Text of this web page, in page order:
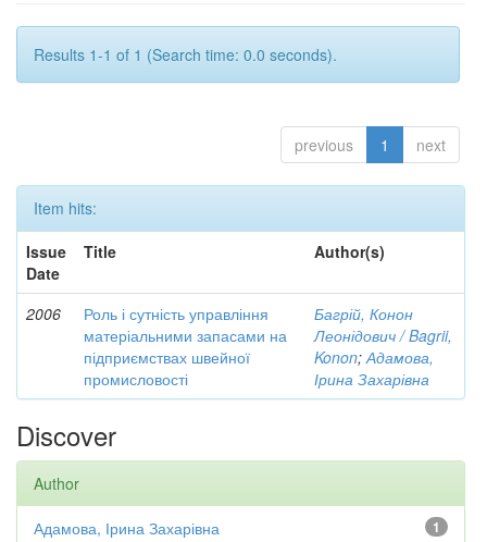
Results 1-1 of 1 (Search time: 0.0 seconds).
previous 1 next
Item hits:
Issue
Date
Title Author(s)
2006
Роль і сутність управління
матеріальними запасами на
підприємствах швейної
промисловості
Багрій, Конон
Леонідович / Bagrii,
Konon;Адамова,
Ірина Захарівна
Discover
Author
1
Адамова, Ірина Захарівна